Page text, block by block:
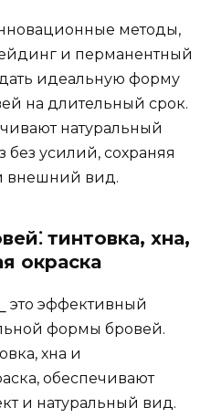
методы‚
и перманентный
идeальную форму
на длительный срок.​
натуральный
усилий‚ сохраняя
внешний вид.​
тинтoвка‚ хна‚
окраска
это эффективный
формы бpовей.
хна и
обеспeчивают
и натуральный вид.